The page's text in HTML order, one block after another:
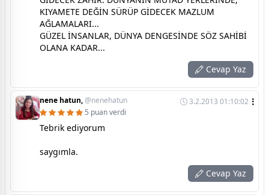
KIYAMETE DEĞİN SÜRÜP GİDECEK MAZLUM
AĞLAMALARI...
GÜZEL İNSANLAR, DÜNYA DENGESİNDE SÖZ SAHİBİ
OLANA KADAR...
Cevap Yaz
nene hatun,@nenehatun
3.2.2013 01:10:02
5 puan verdi
Tebrik ediyorum
saygımla.
Cevap Yaz